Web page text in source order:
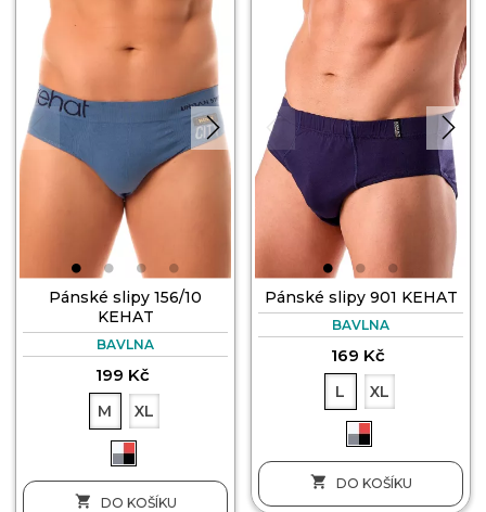
Pánské slipy 156/10
KEHAT
BAVLNA
199 Kč
M XL
 DO KOŠÍKU
Pánské slipy 901 KEHAT
BAVLNA
169 Kč
L XL
 DO KOŠÍKU